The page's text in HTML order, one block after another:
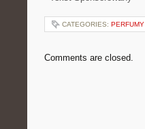
CATEGORIES: PERFUMY
Comments are closed.